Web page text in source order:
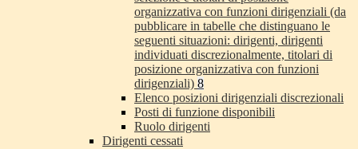
organizzativa con funzioni dirigenziali (da
pubblicare in tabelle che distinguano le
seguenti situazioni: dirigenti, dirigenti
individuati discrezionalmente, titolari di
posizione organizzativa con funzioni
dirigenziali) 8
Elenco posizioni dirigenziali discrezionali
Posti di funzione disponibili
Ruolo dirigenti
Dirigenti cessati